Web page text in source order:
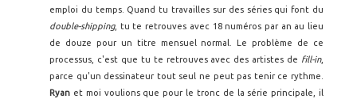
emploi du temps. Quand tu travailles sur des séries qui font du
double-shipping, tu te retrouves avec 18 numéros par an au lieu
de douze pour un titre mensuel normal. Le problème de ce
processus, c'est que tu te retrouves avec des artistes de fill-in,
parce qu'un dessinateur tout seul ne peut pas tenir ce rythme.
Ryan et moi voulions que pour le tronc de la série principale, il